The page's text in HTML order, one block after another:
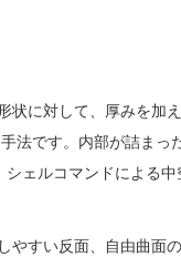
状に対して、厚みを加
法です。内部が詰まっ
ェルコマンドによる
やすい反面、自由曲面